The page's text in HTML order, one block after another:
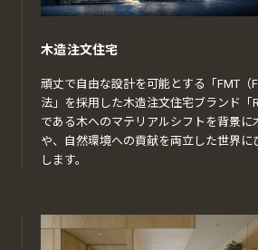
木造注文住宅
頑丈で自由な設計を可能とする「FMT（
法」を採用した木造注文住宅ブランド「
である木へのマテリアルシフトを背景に
や、自然環境への貢献を両立した世界に
します。